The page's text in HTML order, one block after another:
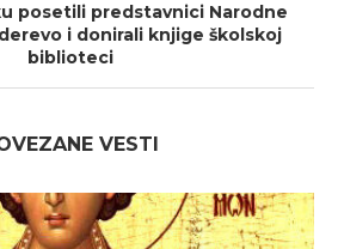
posetili predstavnici Narodne
i donirali knjige školskoj
biblioteci
VESTI